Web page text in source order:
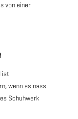
von einer
ist
wenn es nass
Schuhwerk